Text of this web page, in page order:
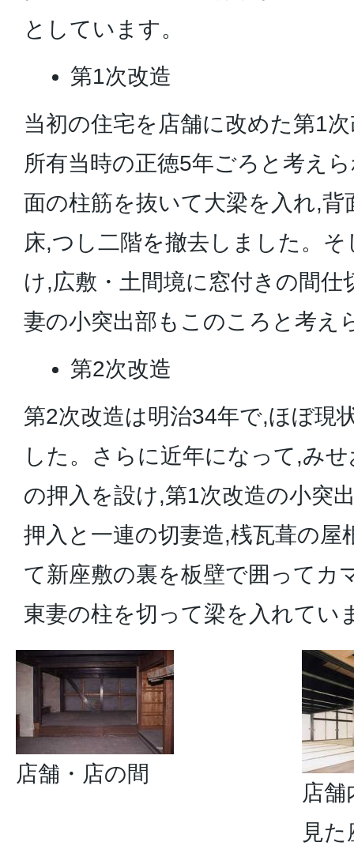
としています。
第1次改造
当初の住宅を店舗に改めた第1
所有当時の正徳5年ごろと考え
面の柱筋を抜いて大梁を入れ,
床,つし二階を撤去しました。
け,広敷・土間境に窓付きの間
妻の小突出部もこのころと考え
第2次改造
第2次改造は明治34年で,ほぼ現
した。さらに近年になって,み
の押入を設け,第1次改造の小突
押入と一連の切妻造,桟瓦葺の屋
て新座敷の裏を板壁で囲ってカ
東妻の柱を切って梁を入れてい
店舗・店の間
店舗
見